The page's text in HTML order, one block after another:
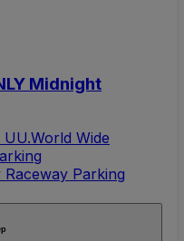
Midnight
UU.World Wide
Parking